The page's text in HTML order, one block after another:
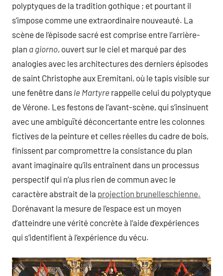
polyptyques de la tradition gothique ; et pourtant il
s’impose comme une extraordinaire nouveauté. La
scène de l’épisode sacré est comprise entre l’arrière-
plan a giorno, ouvert sur le ciel et marqué par des
analogies avec les architectures des derniers épisodes
de saint Christophe aux Eremitani, où le tapis visible sur
une fenêtre dans le Martyre rappelle celui du polyptyque
de Vérone. Les festons de l’avant-scène, qui s’insinuent
avec une ambiguïté déconcertante entre les colonnes
fictives de la peinture et celles réelles du cadre de bois,
finissent par compromettre la consistance du plan
avant imaginaire qu’ils entraînent dans un processus
perspectif qui n’a plus rien de commun avec le
caractère abstrait de la projection brunelleschienne.
Dorénavant la mesure de l’espace est un moyen
d’atteindre une vérité concrète à l’aide d’expériences
qui s’identifient à l’expérience du vécu.